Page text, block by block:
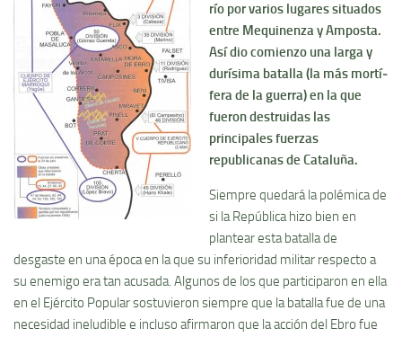
rí­o por varios lugares situados
entre Mequinenza y Amposta.
Así­ dio comienzo una larga y
durí­sima batalla (la más mortí­
fera de la guerra) en la que
fueron destruidas las
principales fuerzas
republicanas de Cataluña.
Siempre quedará la polémica de
si la República hizo bien en
plantear esta batalla de
desgaste en una época en la que su inferioridad militar respecto a
su enemigo era tan acusada. Algunos de los que participaron en ella
en el Ejército Popular sostuvieron siempre que la batalla fue de una
necesidad ineludible e incluso afirmaron que la acción del Ebro fue